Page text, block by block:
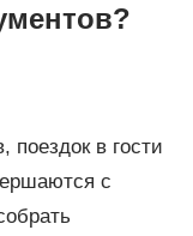
поездок в гости
с